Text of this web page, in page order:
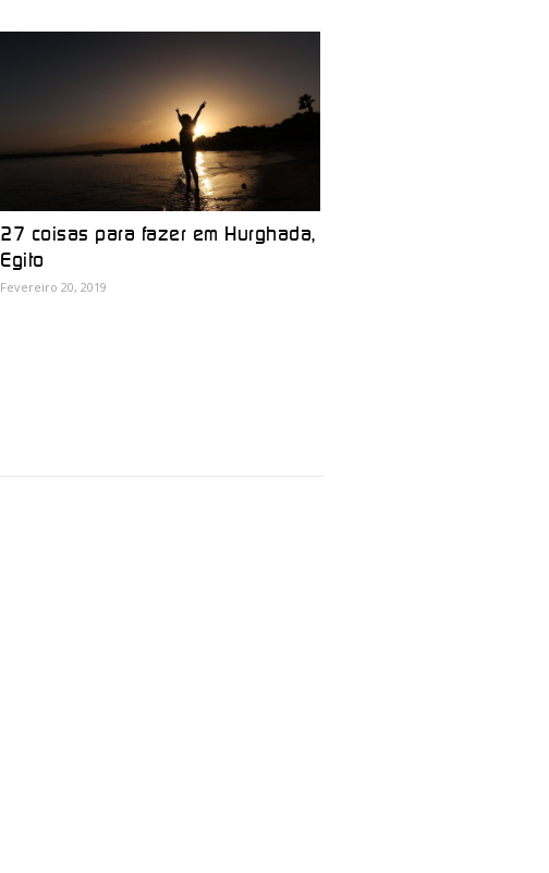
27 coisas para fazer em Hurghada,
Egito
Fevereiro 20, 2019